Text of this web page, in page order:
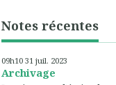
Notes récentes
09h10 31 juil. 2023
Archivage